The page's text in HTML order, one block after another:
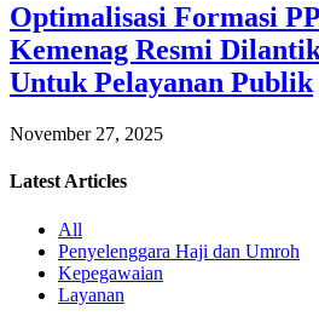
Optimalisasi Formasi
Kemenag Resmi
Untuk Pelayanan Publik
November 27, 2025
Latest Articles
All
Penyelenggara Haji dan Umroh
Kepegawaian
Layanan